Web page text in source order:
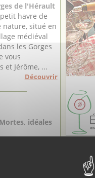
de l'Hérault
havre de
nature, situé en
médiéval
les Gorges
vous
et Jérôme, ...
Découvrir
idéales